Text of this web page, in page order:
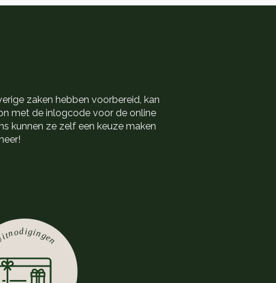
zaken hebben voorbereid, kan
met de inlogcode voor de online
kunnen ze zelf een keuze maken